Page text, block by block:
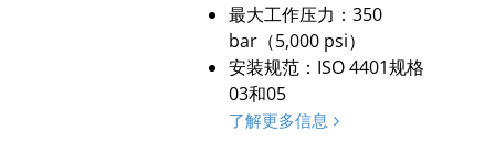
最大工作压力：350
bar（5,000 psi）
安装规范：ISO 4401规格
03和05
了解更多信息